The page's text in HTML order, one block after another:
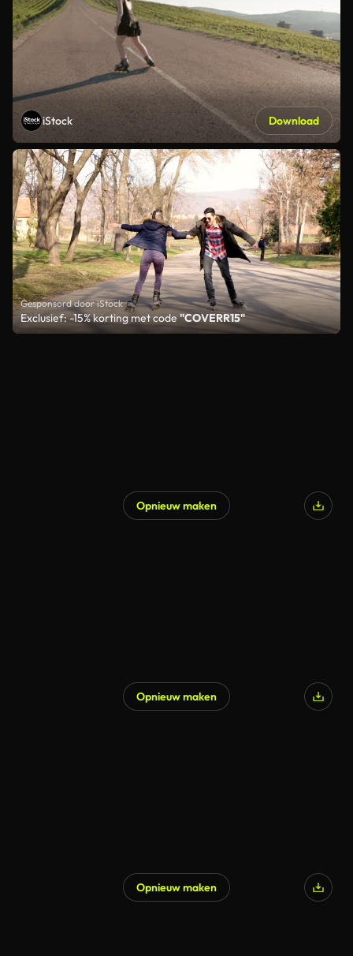
iStock Download
Gesponsord door iStock
Exclusief: -15% korting met code"COVERR15"
Opnieuw maken
Opnieuw maken
Opnieuw maken